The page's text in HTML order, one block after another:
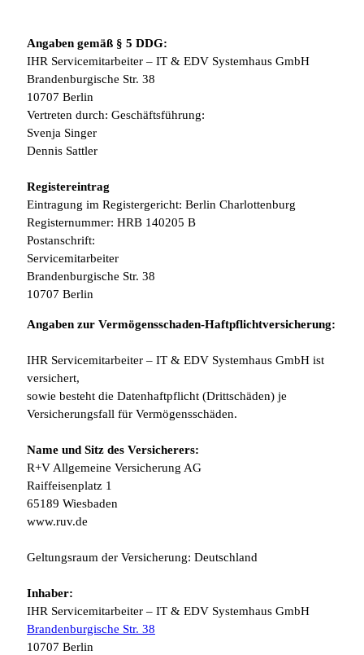
Angaben gemäß § 5 DDG:
IHR Servicemitarbeiter – IT & EDV Systemhaus GmbH
Brandenburgische Str. 38
10707 Berlin
Vertreten durch: Geschäftsführung:
Svenja Singer
Dennis Sattler
Registereintrag
Eintragung im Registergericht: Berlin Charlottenburg
Registernummer: HRB 140205 B
Postanschrift:
Servicemitarbeiter
Brandenburgische Str. 38
10707 Berlin
Angaben zur Vermögensschaden-Haftpflichtversicherung:
IHR Servicemitarbeiter – IT & EDV Systemhaus GmbH ist
versichert,
sowie besteht die Datenhaftpflicht (Drittschäden) je
Versicherungsfall für Vermögensschäden.
Name und Sitz des Versicherers:
R+V Allgemeine Versicherung AG
Raiffeisenplatz 1
65189 Wiesbaden
www.ruv.de
Geltungsraum der Versicherung: Deutschland
Inhaber:
IHR Servicemitarbeiter – IT & EDV Systemhaus GmbH
Brandenburgische Str. 38
10707 Berlin